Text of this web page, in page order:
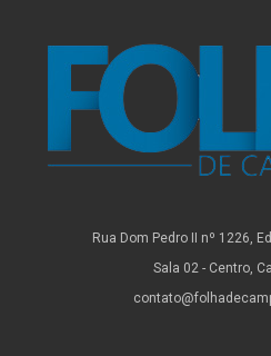
Rua Dom Pedro II nº 1226,
Sala 02 - Centro,